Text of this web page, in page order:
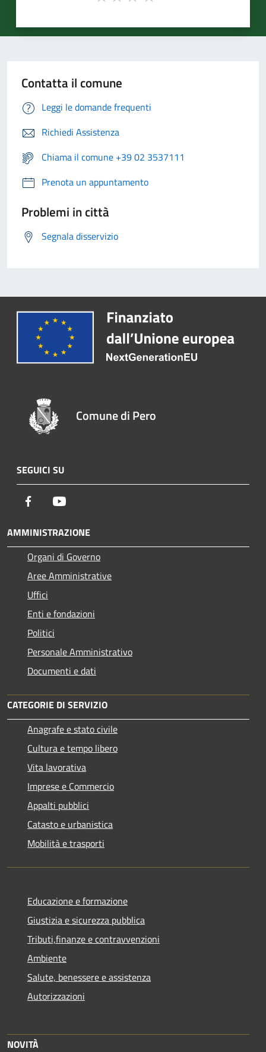
Contatta il comune
Leggi le domande frequenti
Richiedi Assistenza
Chiama il comune +39 02 3537111
Prenota un appuntamento
Problemi in città
Segnala disservizio
Comune di Pero
SEGUICI SU
Facebook
AMMINISTRAZIONE
Organi di Governo
Aree Amministrative
Uffici
Enti e fondazioni
Politici
Personale Amministrativo
Documenti e dati
CATEGORIE DI SERVIZIO
Anagrafe e stato civile
Cultura e tempo libero
Vita lavorativa
Imprese e Commercio
Appalti pubblici
Catasto e urbanistica
Mobilità e trasporti
Educazione e formazione
Giustizia e sicurezza pubblica
Tributi,finanze e contravvenzioni
Ambiente
Salute, benessere e assistenza
Autorizzazioni
NOVITÀ